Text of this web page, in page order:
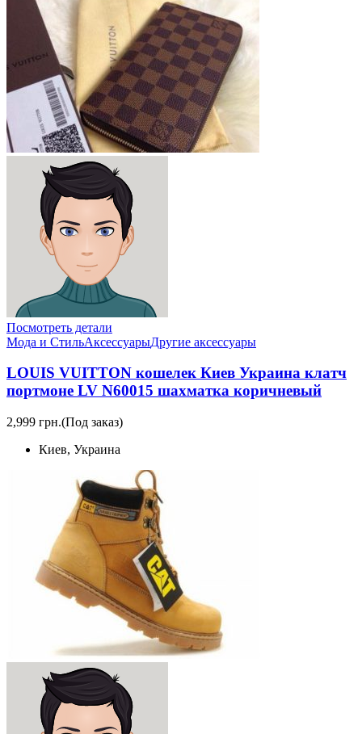
Посмотреть детали
Мода и СтильАксессуарыДругие аксессуары
LOUIS VUITTON кошелек Киев Украина клатч
портмоне LV N60015 шахматка коричневый
2,999 грн.(Под заказ)
Киев, Украина